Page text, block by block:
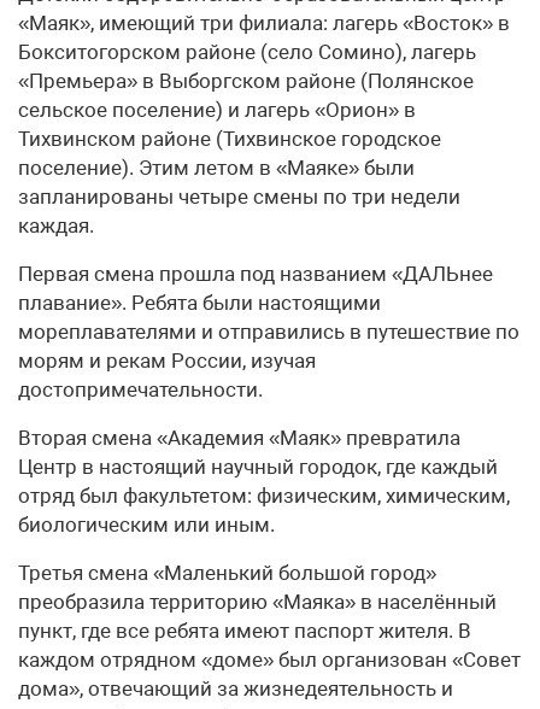
«Маяк», имеющий три филиала: лагерь «Восток» в
Бокситогорском районе (село Сомино), лагерь
«Премьера» в Выборгском районе (Полянское
сельское поселение) и лагерь «Орион» в
Тихвинском районе (Тихвинское городское
поселение). Этим летом в «Маяке» были
запланированы четыре смены по три недели
каждая.
Первая смена прошла под названием «ДАЛЬнее
плавание». Ребята были настоящими
мореплавателями и отправились в путешествие по
морям и рекам России, изучая
достопримечательности.
Вторая смена «Академия «Маяк» превратила
Центр в настоящий научный городок, где каждый
отряд был факультетом: физическим, химическим,
биологическим или иным.
Третья смена «Маленький большой город»
преобразила территорию «Маяка» в населённый
пункт, где все ребята имеют паспорт жителя. В
каждом отрядном «доме» был организован «Совет
дома», отвечающий за жизнедеятельность и